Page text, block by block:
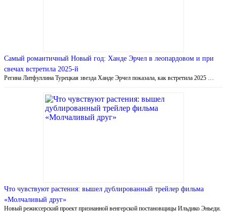
Самый романтичный Новый год: Ханде Эрчел в леопардовом и при
свечах встретила 2025-й
Регина Литфуллина Турецкая звезда Ханде Эрчел показала, как встретила 2025 …
Что чувствуют растения: вышел дублированный трейлер фильма
«Молчаливый друг»
Новый режиссерский проект признанной венгерской постановщицы Ильдико Эньеди.